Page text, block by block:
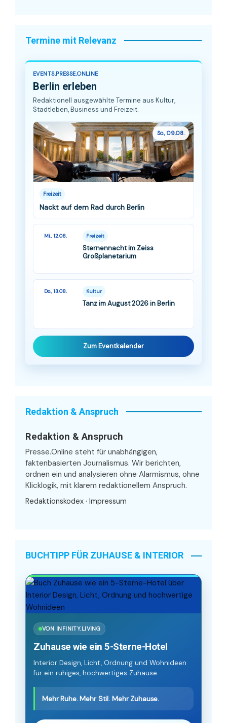
Termine mit Relevanz
EVENTS.PRESSE.ONLINE
Berlin erleben
Redaktionell ausgewählte Termine aus Kultur,
Stadtleben, Business und Freizeit.
So., 09.08.
Freizeit
Nackt auf dem Rad durch Berlin
Mi., 12.08. Freizeit
Sternennacht im Zeiss
Großplanetarium
Do., 13.08. Kultur
Tanz im August 2026 in Berlin
Zum Eventkalender
Redaktion & Anspruch
Redaktion & Anspruch
Presse.Online steht für unabhängigen,
faktenbasierten Journalismus. Wir berichten,
ordnen ein und analysieren ohne Alarmismus, ohne
Klicklogik, mit klarem redaktionellem Anspruch.
Redaktionskodex · Impressum
BUCHTIPP FÜR ZUHAUSE & INTERIOR
VON INFINITY.LIVING
Zuhause wie ein 5-Sterne-Hotel
Interior Design, Licht, Ordnung und Wohnideen
für ein ruhiges, hochwertiges Zuhause.
Mehr Ruhe. Mehr Stil. Mehr Zuhause.